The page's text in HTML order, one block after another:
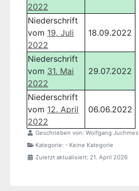
2022
Niederschrift
vom 19. Juli
2022
18.09.2022
Niederschrift
vom 31. Mai
2022
29.07.2022
Niederschrift
vom 12. April
2022
06.06.2022
Geschrieben von: Wolfgang Juchmes
Kategorie: - Keine Kategorie
Zuletzt aktualisiert: 21. April 2026